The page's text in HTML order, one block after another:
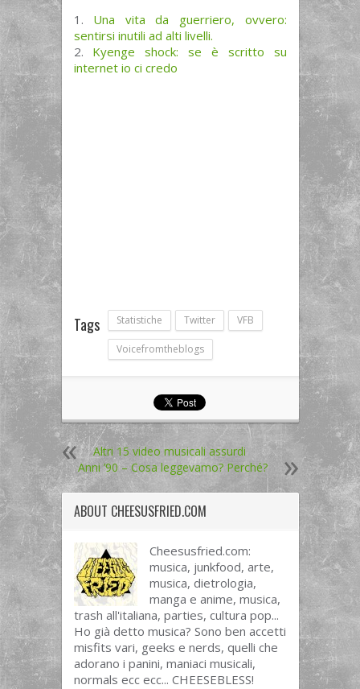
Una vita da guerriero, ovvero:
sentirsi inutili ad alti livelli.
Kyenge shock: se è scritto su
internet io ci credo
Tags Statistiche Twitter VFB
Voicefromtheblogs
Altri 15 video musicali assurdi
Anni ’90 – Cosa leggevamo? Perché?
ABOUT CHEESUSFRIED.COM
Cheesusfried.com:
musica, junkfood, arte,
musica, dietrologia,
manga e anime, musica,
trash all'italiana, parties, cultura pop...
Ho già detto musica? Sono ben accetti
misfits vari, geeks e nerds, quelli che
adorano i panini, maniaci musicali,
normals ecc ecc... CHEESEBLESS!